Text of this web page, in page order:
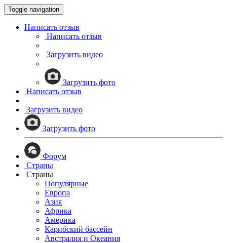
Toggle navigation
Написать отзыв
Написать отзыв
Загрузить видео
Загрузить фото
Написать отзыв
Загрузить видео
Загрузить фото
Форум
Страны
Страны
Популярные
Европа
Азия
Африка
Америка
Карибский бассейн
Австралия и Океания